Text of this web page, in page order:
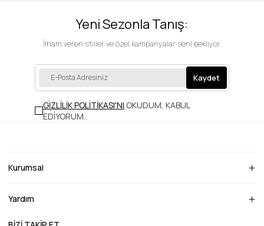
Yeni Sezonla Tanış:
İlham veren stiller ve özel kampanyalar seni bekliyor.
Kaydet
GİZLİLİK POLİTİKASI'NI OKUDUM, KABUL
EDİYORUM..
Kurumsal
Yardım